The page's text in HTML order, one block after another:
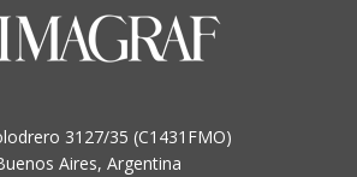
3127/35 (C1431FMO)
Aires, Argentina